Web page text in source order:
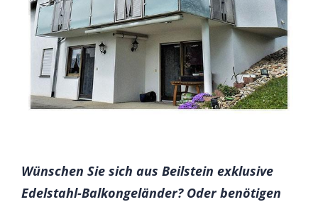
Wünschen Sie sich aus Beilstein exklusive
Edelstahl-Balkongeländer? Oder benötigen